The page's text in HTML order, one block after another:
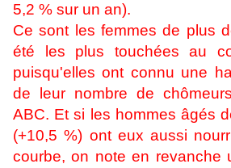
5,2 % sur un an).
Ce sont les femmes de plus
été les plus touchées au
puisqu'elles ont connu une
de leur nombre de
ABC. Et si les hommes âgés
(+10,5 %) ont eux aussi
courbe, on note en revanche